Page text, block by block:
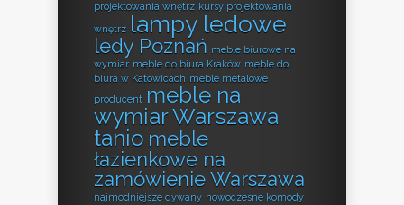
projektowania wnętrz kursy projektowania
wnętrz lampy ledowe
ledy Poznań meble biurowe na
wymiar meble do biura Kraków meble do
biura w Katowicach meble metalowe
producent meble na
wymiar Warszawa
tanio meble
łazienkowe na
zamówienie Warszawa
najmodniejsze dywany nowoczesne komody